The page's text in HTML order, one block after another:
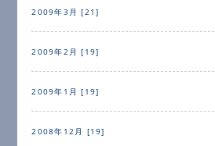
2009年3月 [21]
2009年2月 [19]
2009年1月 [19]
2008年12月 [19]